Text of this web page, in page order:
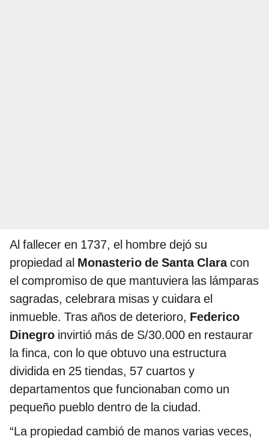
Al fallecer en 1737, el hombre dejó su
propiedad al Monasterio de Santa Claracon
el compromiso de que mantuviera las lámparas
sagradas, celebrara misas y cuidara el
inmueble. Tras años de deterioro, Federico
Dinegro invirtió más de S/30.000 en restaurar
la finca, con lo que obtuvo una estructura
dividida en 25 tiendas, 57 cuartos y
departamentos que funcionaban como un
pequeño pueblo dentro de la ciudad.
“La propiedad cambió de manos varias veces,